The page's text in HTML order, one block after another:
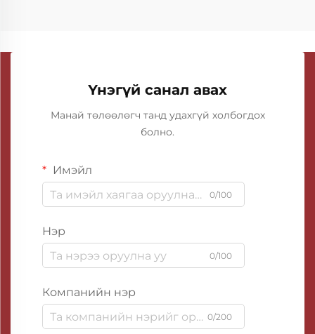
Үнэгүй санал авах
Манай төлөөлөгч танд удахгүй холбогдох
болно.
Имэйл
0/100
Нэр
0/100
Компанийн нэр
0/200